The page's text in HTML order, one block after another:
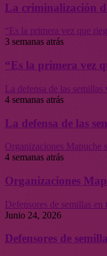
La criminalización
“Es la primera vez que
3 semanas atrás
“Es la primera vez
La defensa de las
4 semanas atrás
La defensa de las
Organizaciones Mapuche
4 semanas atrás
Organizaciones
Defensores de semillas
Junio 24, 2026
Defensores de